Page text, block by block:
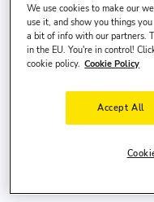
10:00
وقت التسليم
We use cookies to make our
use it, and show you things
a bit of info with our partners.
in the EU. You're in control!
cookie policy. Cookie Policy
Accept All